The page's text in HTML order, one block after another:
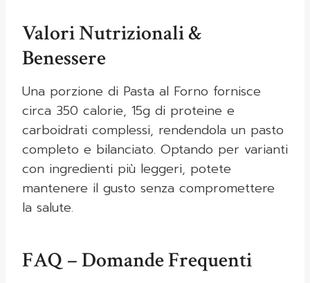
Valori Nutrizionali &
Benessere
Una porzione di Pasta al Forno fornisce
circa 350 calorie, 15g di proteine e
carboidrati complessi, rendendola un pasto
completo e bilanciato. Optando per varianti
con ingredienti più leggeri, potete
mantenere il gusto senza compromettere
la salute.
FAQ – Domande Frequenti